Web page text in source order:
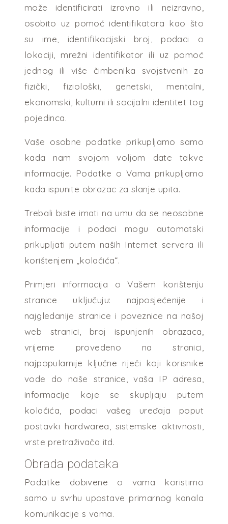
može identificirati izravno ili neizravno,
osobito uz pomoć identifikatora kao što
su ime, identifikacijski broj, podaci o
lokaciji, mrežni identifikator ili uz pomoć
jednog ili više čimbenika svojstvenih za
fizički, fiziološki, genetski, mentalni,
ekonomski, kulturni ili socijalni identitet tog
pojedinca.
Vaše osobne podatke prikupljamo samo
kada nam svojom voljom date takve
informacije. Podatke o Vama prikupljamo
kada ispunite obrazac za slanje upita.
Trebali biste imati na umu da se neosobne
informacije i podaci mogu automatski
prikupljati putem naših Internet servera ili
korištenjem „kolačića“.
Primjeri informacija o Vašem korištenju
stranice uključuju: najposjećenije i
najgledanije stranice i poveznice na našoj
web stranici, broj ispunjenih obrazaca,
vrijeme provedeno na stranici,
najpopularnije ključne riječi koji korisnike
vode do naše stranice, vaša IP adresa,
informacije koje se skupljaju putem
kolačića, podaci vašeg uređaja poput
postavki hardwarea, sistemske aktivnosti,
vrste pretraživača itd.
Obrada podataka
Podatke dobivene o vama koristimo
samo u svrhu upostave primarnog kanala
komunikacije s vama.